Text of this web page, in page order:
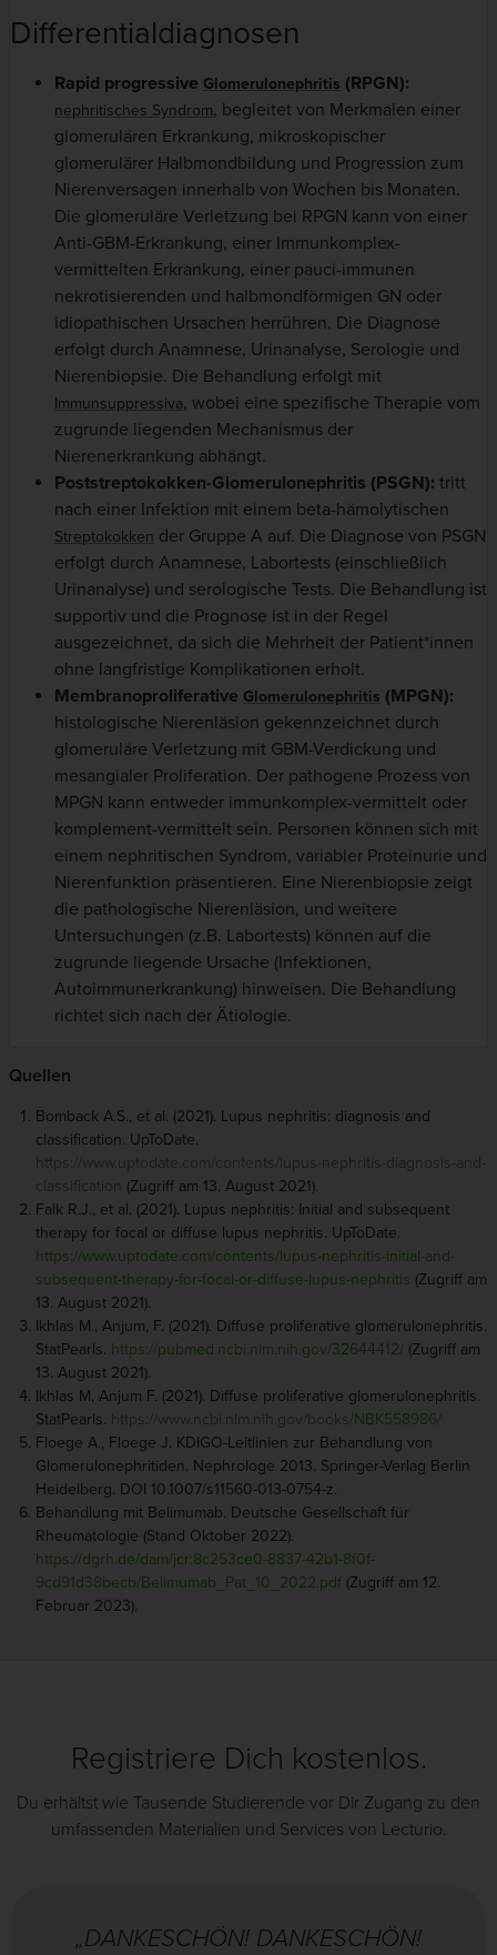
Differentialdiagnosen
Rapid progressive Glomerulonephritis (RPGN):
nephritisches Syndrom, begleitet von Merkmalen einer
glomerulären Erkrankung, mikroskopischer
glomerulärer Halbmondbildung und Progression zum
Nierenversagen innerhalb von Wochen bis Monaten.
Die glomeruläre Verletzung bei RPGN kann von einer
Anti-GBM-Erkrankung, einer Immunkomplex-
vermittelten Erkrankung, einer pauci-immunen
nekrotisierenden und halbmondförmigen GN oder
idiopathischen Ursachen herrühren. Die Diagnose
erfolgt durch Anamnese, Urinanalyse, Serologie und
Nierenbiopsie. Die Behandlung erfolgt mit
Immunsuppressiva, wobei eine spezifische Therapie vom
zugrunde liegenden Mechanismus der
Nierenerkrankung abhängt.
Poststreptokokken-Glomerulonephritis (PSGN): tritt
nach einer Infektion mit einem beta-hämolytischen
Streptokokken der Gruppe A auf. Die Diagnose von PSGN
erfolgt durch Anamnese, Labortests (einschließlich
Urinanalyse) und serologische Tests. Die Behandlung ist
supportiv und die Prognose ist in der Regel
ausgezeichnet, da sich die Mehrheit der Patient*innen
ohne langfristige Komplikationen erholt.
Membranoproliferative Glomerulonephritis (MPGN):
histologische Nierenläsion gekennzeichnet durch
glomeruläre Verletzung mit GBM-Verdickung und
mesangialer Proliferation. Der pathogene Prozess von
MPGN kann entweder immunkomplex-vermittelt oder
komplement-vermittelt sein. Personen können sich mit
einem nephritischen Syndrom, variabler Proteinurie und
Nierenfunktion präsentieren. Eine Nierenbiopsie zeigt
die pathologische Nierenläsion, und weitere
Untersuchungen (z.B. Labortests) können auf die
zugrunde liegende Ursache (Infektionen,
Autoimmunerkrankung) hinweisen. Die Behandlung
richtet sich nach der Ätiologie.
Quellen
Bomback A.S., et al. (2021). Lupus nephritis: diagnosis and
classification. UpToDate.
https://www.uptodate.com/contents/lupus-nephritis-diagnosis-and-
classification (Zugriff am 13. August 2021).
Falk R.J., et al. (2021). Lupus nephritis: Initial and subsequent
therapy for focal or diffuse lupus nephritis. UpToDate.
https://www.uptodate.com/contents/lupus-nephritis-initial-and-
subsequent-therapy-for-focal-or-diffuse-lupus-nephritis (Zugriff am
13. August 2021).
Ikhlas M., Anjum, F. (2021). Diffuse proliferative glomerulonephritis.
StatPearls. https://pubmed.ncbi.nlm.nih.gov/32644412/ (Zugriff am
13. August 2021).
Ikhlas M, Anjum F. (2021). Diffuse proliferative glomerulonephritis.
StatPearls. https://www.ncbi.nlm.nih.gov/books/NBK558986/
Floege A., Floege J. KDIGO-Leitlinien zur Behandlung von
Glomerulonephritiden. Nephrologe 2013. Springer-Verlag Berlin
Heidelberg. DOI 10.1007/s11560-013-0754-z.
Behandlung mit Belimumab. Deutsche Gesellschaft für
Rheumatologie (Stand Oktober 2022).
https://dgrh.de/dam/jcr:8c253ce0-8837-42b1-8f0f-
9cd91d38becb/Belimumab_Pat_10_2022.pdf (Zugriff am 12.
Februar 2023).
Registriere Dich kostenlos.
Du erhältst wie Tausende Studierende vor Dir Zugang zu den
umfassenden Materialien und Services von Lecturio.
„DANKESCHÖN! DANKESCHÖN!